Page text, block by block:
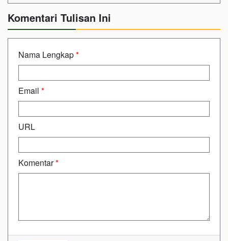
Komentari Tulisan Ini
Nama Lengkap*
Email *
URL
Komentar*